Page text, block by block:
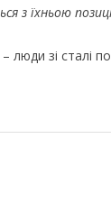
з їхньою
люди зі сталі